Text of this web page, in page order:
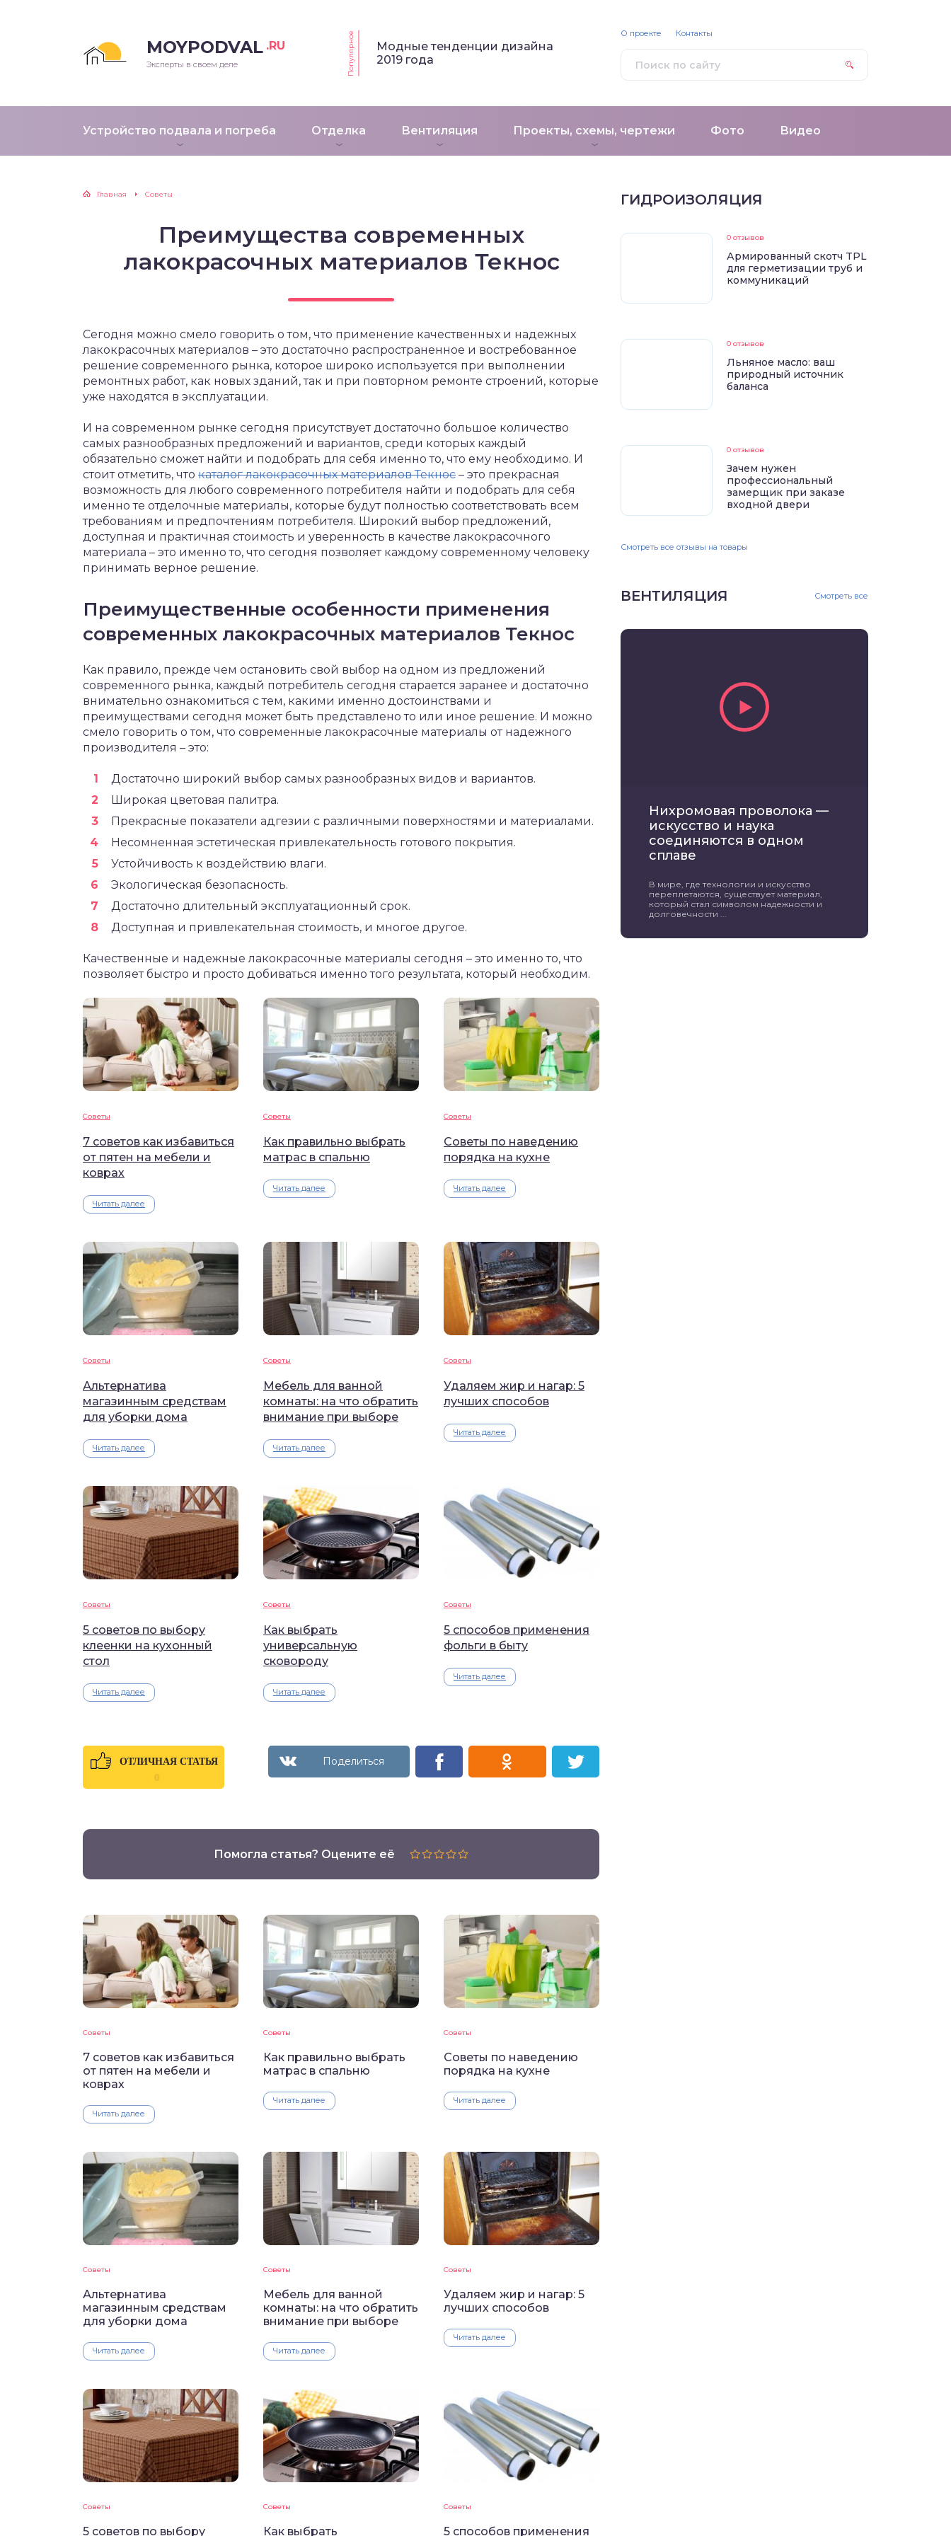
MOYPODVAL .RU
Эксперты в своем деле Популярное
Модные тенденции дизайна
2019 года
Устройство подвала и погреба Отделка Вентиляция Проекты, схемы, чертежи Фото Видео
О проекте Контакты
Главная Советы
Преимущества современных
лакокрасочных материалов Текнос
Сегодня можно смело говорить о том, что применение качественных и надежных
лакокрасочных материалов – это достаточно распространенное и востребованное
решение современного рынка, которое широко используется при выполнении
ремонтных работ, как новых зданий, так и при повторном ремонте строений, которые
уже находятся в эксплуатации.
И на современном рынке сегодня присутствует достаточно большое количество
самых разнообразных предложений и вариантов, среди которых каждый
обязательно сможет найти и подобрать для себя именно то, что ему необходимо. И
стоит отметить, что каталог лакокрасочных материалов Текнос – это прекрасная
возможность для любого современного потребителя найти и подобрать для себя
именно те отделочные материалы, которые будут полностью соответствовать всем
требованиям и предпочтениям потребителя. Широкий выбор предложений,
доступная и практичная стоимость и уверенность в качестве лакокрасочного
материала – это именно то, что сегодня позволяет каждому современному человеку
принимать верное решение.
Преимущественные особенности применения
современных лакокрасочных материалов Текнос
Как правило, прежде чем остановить свой выбор на одном из предложений
современного рынка, каждый потребитель сегодня старается заранее и достаточно
внимательно ознакомиться с тем, какими именно достоинствами и
преимуществами сегодня может быть представлено то или иное решение. И можно
смело говорить о том, что современные лакокрасочные материалы от надежного
производителя – это:
Достаточно широкий выбор самых разнообразных видов и вариантов.
Широкая цветовая палитра.
Прекрасные показатели адгезии с различными поверхностями и материалами.
Несомненная эстетическая привлекательность готового покрытия.
Устойчивость к воздействию влаги.
Экологическая безопасность.
Достаточно длительный эксплуатационный срок.
Доступная и привлекательная стоимость, и многое другое.
Качественные и надежные лакокрасочные материалы сегодня – это именно то, что
позволяет быстро и просто добиваться именно того результата, который необходим.
Советы
7 советов как избавиться
от пятен на мебели и
коврах
Читать далее
Советы
Как правильно выбрать
матрас в спальню
Читать далее
Советы
Советы по наведению
порядка на кухне
Читать далее
Советы
Альтернатива
магазинным средствам
для уборки дома
Читать далее
Советы
Мебель для ванной
комнаты: на что обратить
внимание при выборе
Читать далее
Советы
Удаляем жир и нагар: 5
лучших способов
Читать далее
Советы
5 советов по выбору
клеенки на кухонный
стол
Читать далее
Советы
Как выбрать
универсальную
сковороду
Читать далее
Советы
5 способов применения
фольги в быту
Читать далее
ОТЛИЧНАЯ СТАТЬЯ
0
Помогла статья? Оцените её
Советы
7 советов как избавиться
от пятен на мебели и
коврах
Читать далее
Советы
Как правильно выбрать
матрас в спальню
Читать далее
Советы
Советы по наведению
порядка на кухне
Читать далее
Советы
Альтернатива
магазинным средствам
для уборки дома
Читать далее
Советы
Мебель для ванной
комнаты: на что обратить
внимание при выборе
Читать далее
Советы
Удаляем жир и нагар: 5
лучших способов
Читать далее
Советы
5 советов по выбору
Советы
Как выбрать
Советы
5 способов применения
ГИДРОИЗОЛЯЦИЯ
0 отзывов
Армированный скотч TPL
для герметизации труб и
коммуникаций
0 отзывов
Льняное масло: ваш
природный источник
баланса
0 отзывов
Зачем нужен
профессиональный
замерщик при заказе
входной двери
Смотреть все отзывы на товары
ВЕНТИЛЯЦИЯ Смотреть все
Нихромовая проволока —
искусство и наука
соединяются в одном
сплаве
В мире, где технологии и искусство
переплетаются, существует материал,
который стал символом надежности и
долговечности ...